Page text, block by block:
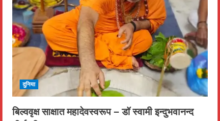
दुनिया
बिल्ववृक्ष साक्षात महादेवस्वरूप – डॉ स्वामी इन्दुभवानन्द